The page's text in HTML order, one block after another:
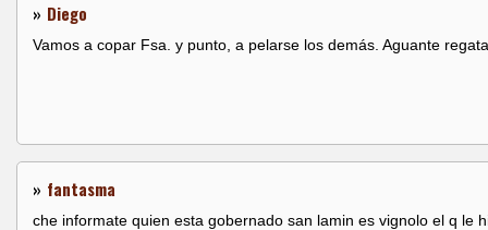
» Diego
Vamos a copar Fsa. y punto, a pelarse los demás. Aguante
» fantasma
che informate quien esta gobernado san lamin es vignolo el q le